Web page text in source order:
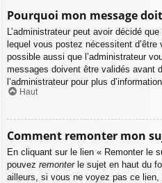
Pourquoi mon message
L’administrateur peut avoir décidé
lequel vous postez nécessitent
possible aussi que l’administrateur
messages doivent être validés avant
l’administrateur pour plus
Haut
Comment remonter mon
En cliquant sur le lien « Remonter le
pouvez remonterle sujet en haut du
ailleurs, si vous ne voyez pas ce